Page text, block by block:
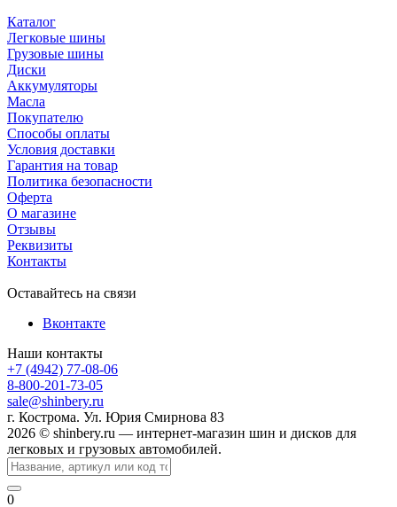
Каталог
Легковые шины
Грузовые шины
Диски
Аккумуляторы
Масла
Покупателю
Способы оплаты
Условия доставки
Гарантия на товар
Политика безопасности
Оферта
О магазине
Отзывы
Реквизиты
Контакты
Оставайтесь на связи
Вконтакте
Наши контакты
+7 (4942) 77-08-06
8-800-201-73-05
sale@shinbery.ru
г. Кострома. Ул. Юрия Смирнова 83
2026 © shinbery.ru — интернет-магазин шин и дисков для
легковых и грузовых автомобилей.
0